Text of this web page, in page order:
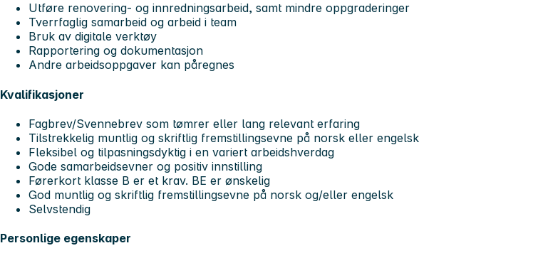
Utføre renovering- og innredningsarbeid, samt mindre oppgraderinger
Tverrfaglig samarbeid og arbeid i team
Bruk av digitale verktøy
Rapportering og dokumentasjon
Andre arbeidsoppgaver kan påregnes
Kvalifikasjoner
Fagbrev/Svennebrev som tømrer eller lang relevant erfaring
Tilstrekkelig muntlig og skriftlig fremstillingsevne på norsk eller engelsk
Fleksibel og tilpasningsdyktig i en variert arbeidshverdag
Gode samarbeidsevner og positiv innstilling
Førerkort klasse B er et krav. BE er ønskelig
God muntlig og skriftlig fremstillingsevne på norsk og/eller engelsk
Selvstendig
Personlige egenskaper